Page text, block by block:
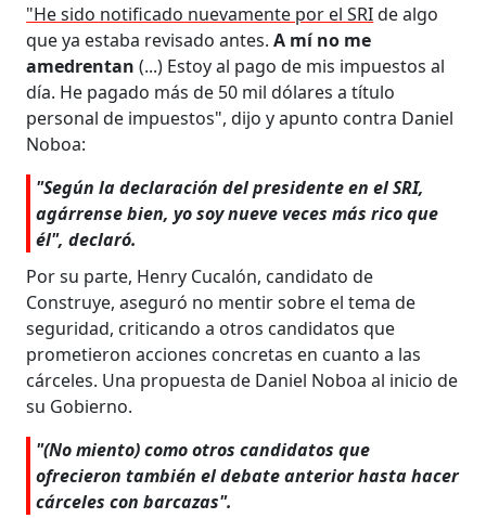
"He sido notificado nuevamente por el SRIde algo
que ya estaba revisado antes.A mí no me
amedrentan (...) Estoy al pago de mis impuestos al
día. He pagado más de 50 mil dólares a título
personal de impuestos", dijo y apunto contra Daniel
Noboa:
"Según la declaración del presidente en el SRI,
agárrense bien, yo soy nueve veces más rico que
él", declaró.
Por su parte, Henry Cucalón, candidato de
Construye, aseguró no mentir sobre el tema de
seguridad, criticando a otros candidatos que
prometieron acciones concretas en cuanto a las
cárceles. Una propuesta de Daniel Noboa al inicio de
su Gobierno.
"(No miento) como otros candidatos que
ofrecieron también el debate anterior hasta hacer
cárceles con barcazas".